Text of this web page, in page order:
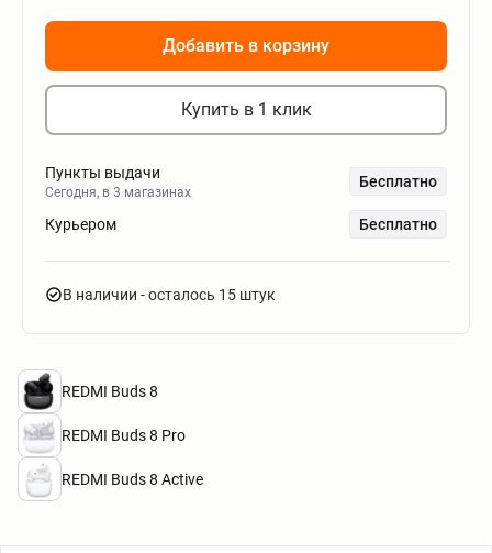
Добавить в корзину
Купить в 1 клик
Пункты выдачи
Сегодня, в 3 магазинах
Бесплатно
Курьером Бесплатно
В наличии - осталось 15 штук
REDMI Buds 8
REDMI Buds 8 Pro
REDMI Buds 8 Active